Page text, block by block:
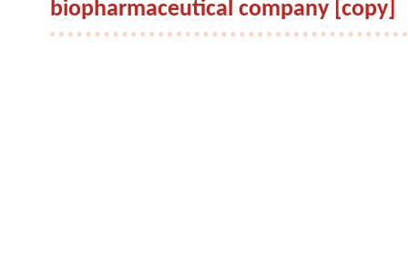
biopharmaceutical company [copy]